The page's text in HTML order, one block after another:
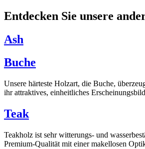
Entdecken Sie unsere
Ash
Buche
Unsere härteste Holzart, die Buche,
ihr attraktives, einheitliches
Teak
Teakholz ist sehr witterungs- und
Premium-Qualität mit einer makellosen